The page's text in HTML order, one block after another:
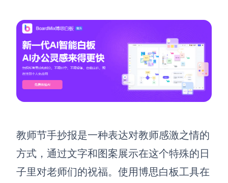
教师节手抄报是一种表达对教师感激之情的
方式，通过文字和图案展示在这个特殊的日
子里对老师们的祝福。使用博思白板工具在